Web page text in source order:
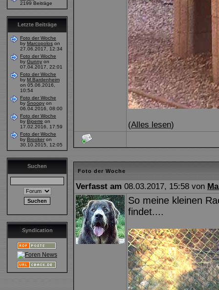
2199 Beiträge
Letzte Beiträge
Foto der Woche
by Marcopolos on
27.06.2017, 12:34
Foto der Woche
by Gunny on
07.04.2017, 22:01
Foto der Woche
by M.Bardenheim
on 05.06.2016,
10:54
Foto der Woche
by Snoopy on
06.04.2016, 08:00
Foto der Woche
by Bjoerre on
17.02.2016, 17:59
Foto der Woche
by Brooker on
30.10.2015, 12:05
Suchen
Syndication
(Alles lesen)
Foto der Woche
Verfasst am 08.03.2017, 15:58 von
So meine kleinen
findet....